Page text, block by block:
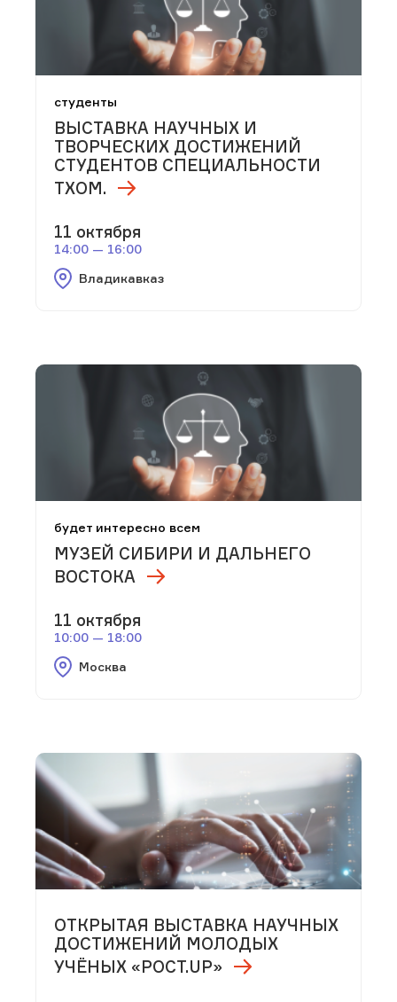
студенты
ВЫСТАВКА НАУЧНЫХ И
ТВОРЧЕСКИХ ДОСТИЖЕНИЙ
СТУДЕНТОВ СПЕЦИАЛЬНОСТИ
ТХОМ.
11 октября
14:00 — 16:00
Владикавказ
будет интересно всем
МУЗЕЙ СИБИРИ И ДАЛЬНЕГО
ВОСТОКА
11 октября
10:00 — 18:00
Москва
ОТКРЫТАЯ ВЫСТАВКА НАУЧНЫХ
ДОСТИЖЕНИЙ МОЛОДЫХ
УЧЁНЫХ «РОСТ.UP»